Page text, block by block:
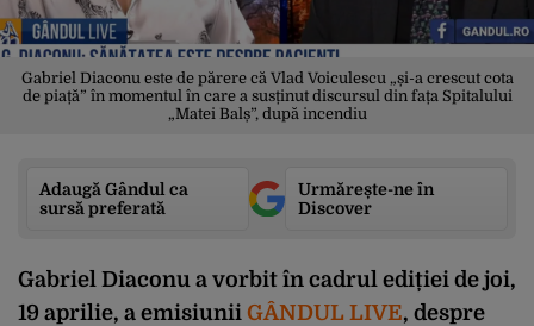
Gabriel Diaconu este de părere că Vlad Voiculescu „și-a crescut cota
de piață” în momentul în care a susținut discursul din fața Spitalului
„Matei Balș”, după incendiu
Adaugă Gândul ca
sursă preferată
Urmărește-ne în
Discover
Gabriel Diaconu a vorbit în cadrul ediției de joi,
19 aprilie, a emisiunii GÂNDUL LIVE, despre